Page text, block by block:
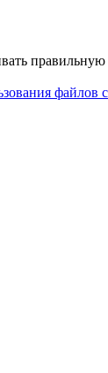
правильную
файлов